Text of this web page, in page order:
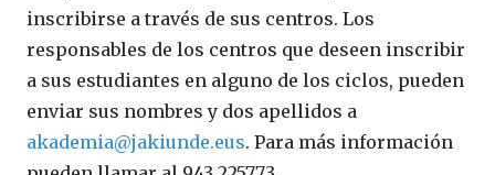
inscribirse a través de sus centros. Los
responsables de los centros que deseen inscribir
a sus estudiantes en alguno de los ciclos, pueden
enviar sus nombres y dos apellidos a
akademia@jakiunde.eus. Para más información